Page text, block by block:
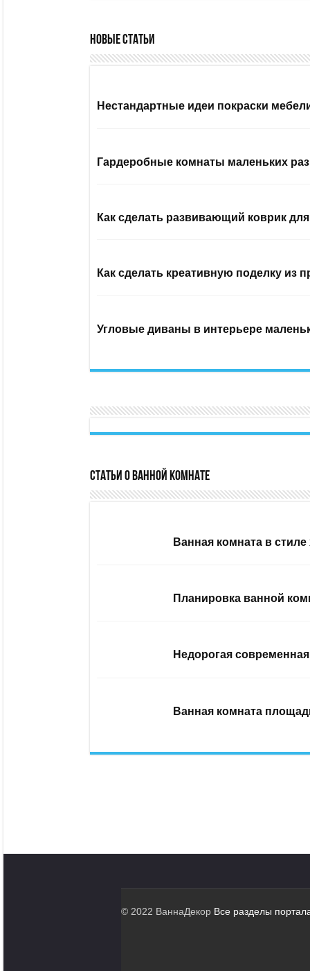
Новые статьи
Нестандартные идеи покраски
Гардеробные комнаты маленьких
Как сделать развивающий коврик
Как сделать креативную поделку из
Угловые диваны в интерьере
Статьи о ванной комнате
Ванная комната в стиле
Планировка ванной
Недорогая
Ванная комната
© 2022 ВаннаДекор Все разделы